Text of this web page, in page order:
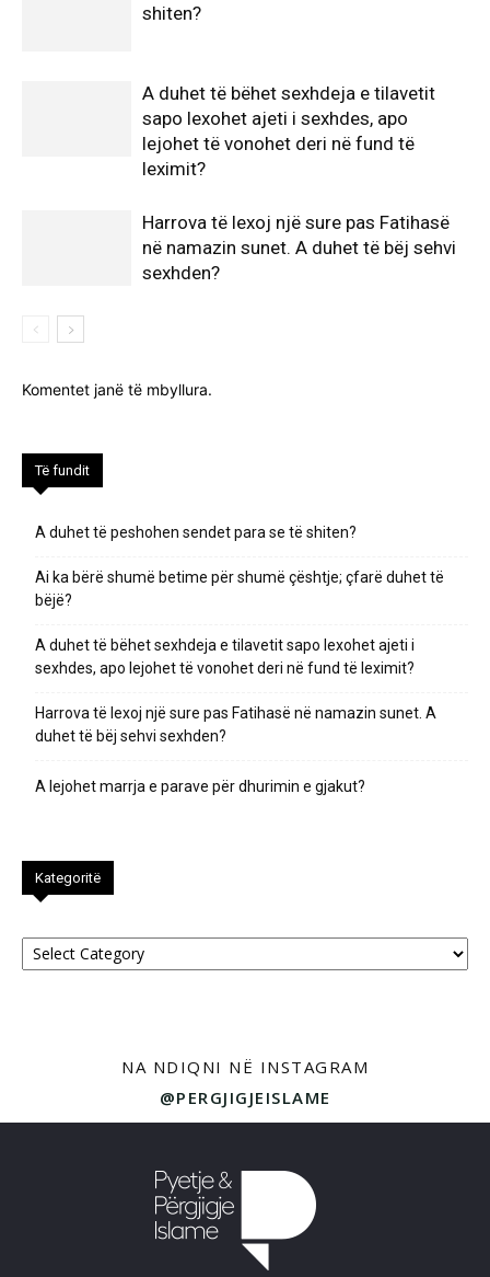
shiten?
A duhet të bëhet sexhdeja e tilavetit
sapo lexohet ajeti i sexhdes, apo
lejohet të vonohet deri në fund të
leximit?
Harrova të lexoj një sure pas Fatihasë
në namazin sunet. A duhet të bëj sehvi
sexhden?
Komentet janë të mbyllura.
Të fundit
A duhet të peshohen sendet para se të shiten?
Ai ka bërë shumë betime për shumë çështje; çfarë duhet të
bëjë?
A duhet të bëhet sexhdeja e tilavetit sapo lexohet ajeti i
sexhdes, apo lejohet të vonohet deri në fund të leximit?
Harrova të lexoj një sure pas Fatihasë në namazin sunet. A
duhet të bëj sehvi sexhden?
A lejohet marrja e parave për dhurimin e gjakut?
Kategoritë
Kategoritë
NA NDIQNI NË INSTAGRAM
@PERGJIGJEISLAME